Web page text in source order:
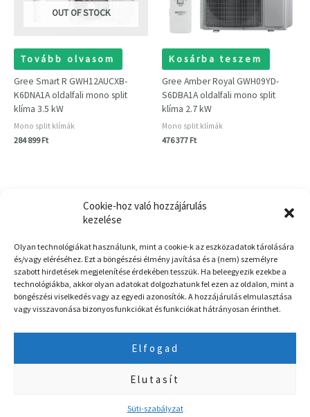
Cookie-hoz való hozzájárulás
kezelése
Olyan technológiákat használunk, mint a cookie-k az eszközadatok tárolására
és/vagy eléréséhez. Ezt a böngészési élmény javítása és a (nem) személyre
szabott hirdetések megjelenítése érdekében tesszük. Ha beleegyezik ezekbe a
technológiákba, akkor olyan adatokat dolgozhatunk fel ezen az oldalon, mint a
böngészési viselkedés vagy az egyedi azonosítók. A hozzájárulás elmulasztása
vagy visszavonása bizonyos funkciókat és funkciókat hátrányosan érinthet.
Elfogad
Elutasít
Süti-szabályzat
Egyszeri kedvezményhez használd 2026-ban is a START2026 Kuponkódot
Amennyiben a kiválasztott klímaberendezés már nem elérhető készleten, úgy
Bezárás
OUT OF STOCK
Tovább olvasom
Gree Smart R GWH12AUCXB-
K6DNA1A oldalfali mono split
klíma 3.5 kW
Mono split klímák
284 899Ft
Kosárba teszem
Gree Amber Royal GWH09YD-
S6DBA1A oldalfali mono split
klíma 2.7 kW
Mono split klímák
476 377 Ft
Főoldal
Kapcsolat
ÁSZF
Garancia és Ingyenes szállítás
Nemzeti Klímavédelmi Hatóság